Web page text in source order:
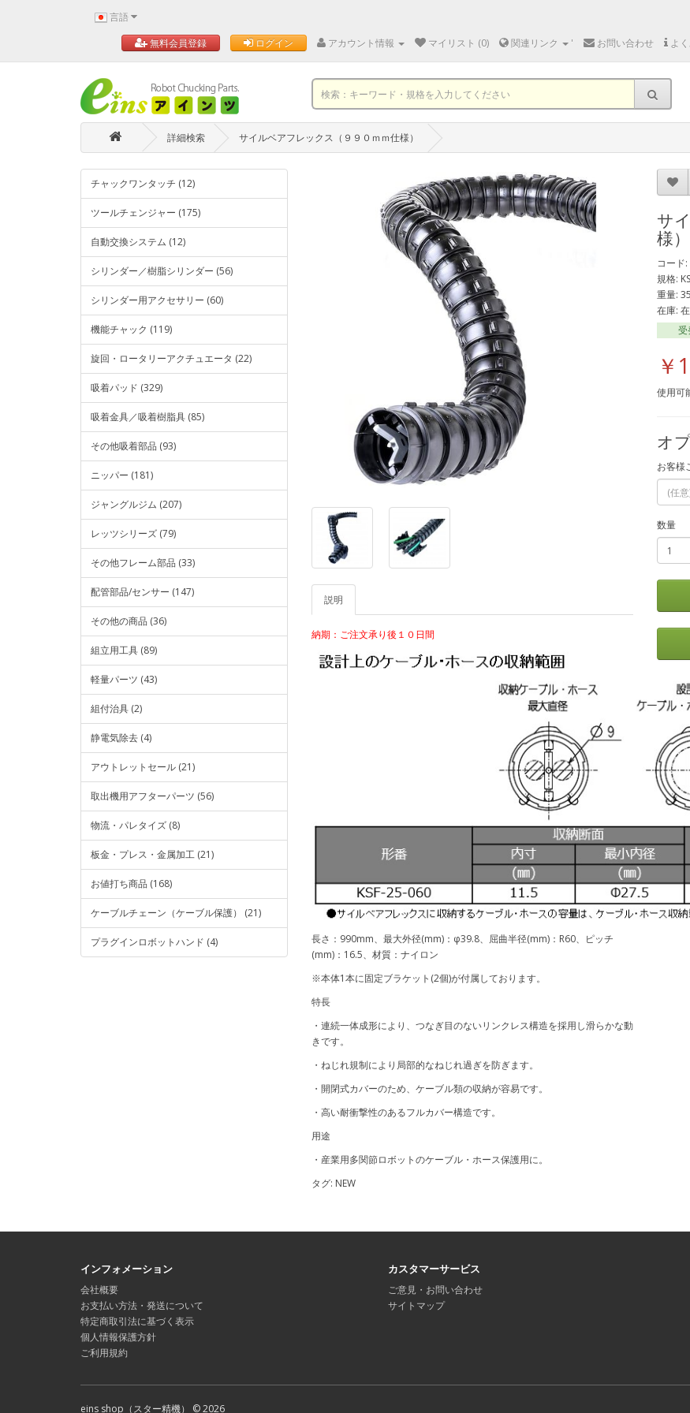
言語
無料会員登録
ログイン アカウント情報 マイリスト (0) 関連リンク ' お問い合わせ よ
詳細検索 サイルベアフレックス（９９０ｍｍ仕様）
チャックワンタッチ (12)
ツールチェンジャー (175)
自動交換システム (12)
シリンダー／樹脂シリンダー (56)
シリンダー用アクセサリー (60)
機能チャック (119)
旋回・ロータリーアクチュエータ (22)
吸着パッド (329)
吸着金具／吸着樹脂具 (85)
その他吸着部品 (93)
ニッパー (181)
ジャングルジム (207)
レッツシリーズ (79)
その他フレーム部品 (33)
配管部品/センサー (147)
その他の商品 (36)
組立用工具 (89)
軽量パーツ (43)
組付治具 (2)
静電気除去 (4)
アウトレットセール (21)
取出機用アフターパーツ (56)
物流・パレタイズ (8)
板金・プレス・金属加工 (21)
お値打ち商品 (168)
ケーブルチェーン（ケーブル保護） (21)
プラグインロボットハンド (4)
説明
納期：ご注文承り後１０日間
長さ：990mm、最大外径(mm)：φ39.8、屈曲半径(mm)：R60、ピッチ
(mm)：16.5、材質：ナイロン
※本体1本に固定ブラケット(2個)が付属しております。
特長
・連続一体成形により、つなぎ目のないリンクレス構造を採用し滑らかな動
きです。
・ねじれ規制により局部的なねじれ過ぎを防ぎます。
・開閉式カバーのため、ケーブル類の収納が容易です。
・高い耐衝撃性のあるフルカバー構造です。
用途
・産業用多関節ロボットのケーブル・ホース保護用に。
タグ: NEW
サ
様）
コード
規格:
重量:
在庫:
受
￥
使用可
オ
お客様
数量
インフォメーション
会社概要
お支払い方法・発送について
特定商取引法に基づく表示
個人情報保護方針
ご利用規約
カスタマーサービス
ご意見・お問い合わせ
サイトマップ
eins shop（スター精機） © 2026